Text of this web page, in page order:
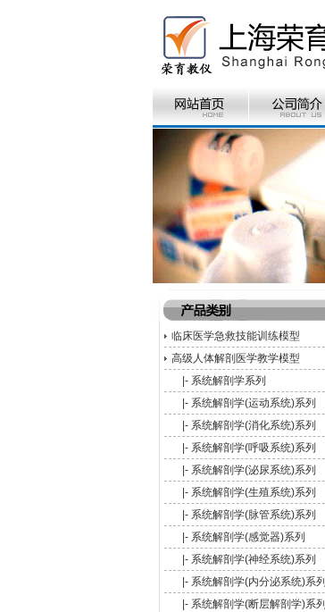
临床医学急救技能训练模型
高级人体解剖医学教学模型
|- 系统解剖学系列
|- 系统解剖学(运动系统)系列
|- 系统解剖学(消化系统)系列
|- 系统解剖学(呼吸系统)系列
|- 系统解剖学(泌尿系统)系列
|- 系统解剖学(生殖系统)系列
|- 系统解剖学(脉管系统)系列
|- 系统解剖学(感觉器)系列
|- 系统解剖学(神经系统)系列
|- 系统解剖学(内分泌系统)系列
|- 系统解剖学(断层解剖学)系列